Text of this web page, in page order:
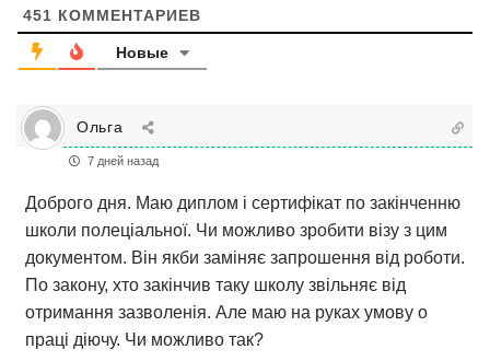
451 КОММЕНТАРИЕВ
Новые
Ольга
7 дней назад
Доброго дня. Маю диплом і сертифікат по закінченню
школи полеціальної. Чи можливо зробити візу з цим
документом. Він якби заміняє запрошення від роботи.
По закону, хто закінчив таку школу звільняє від
отримання зазволенія. Але маю на руках умову о
праці діючу. Чи можливо так?